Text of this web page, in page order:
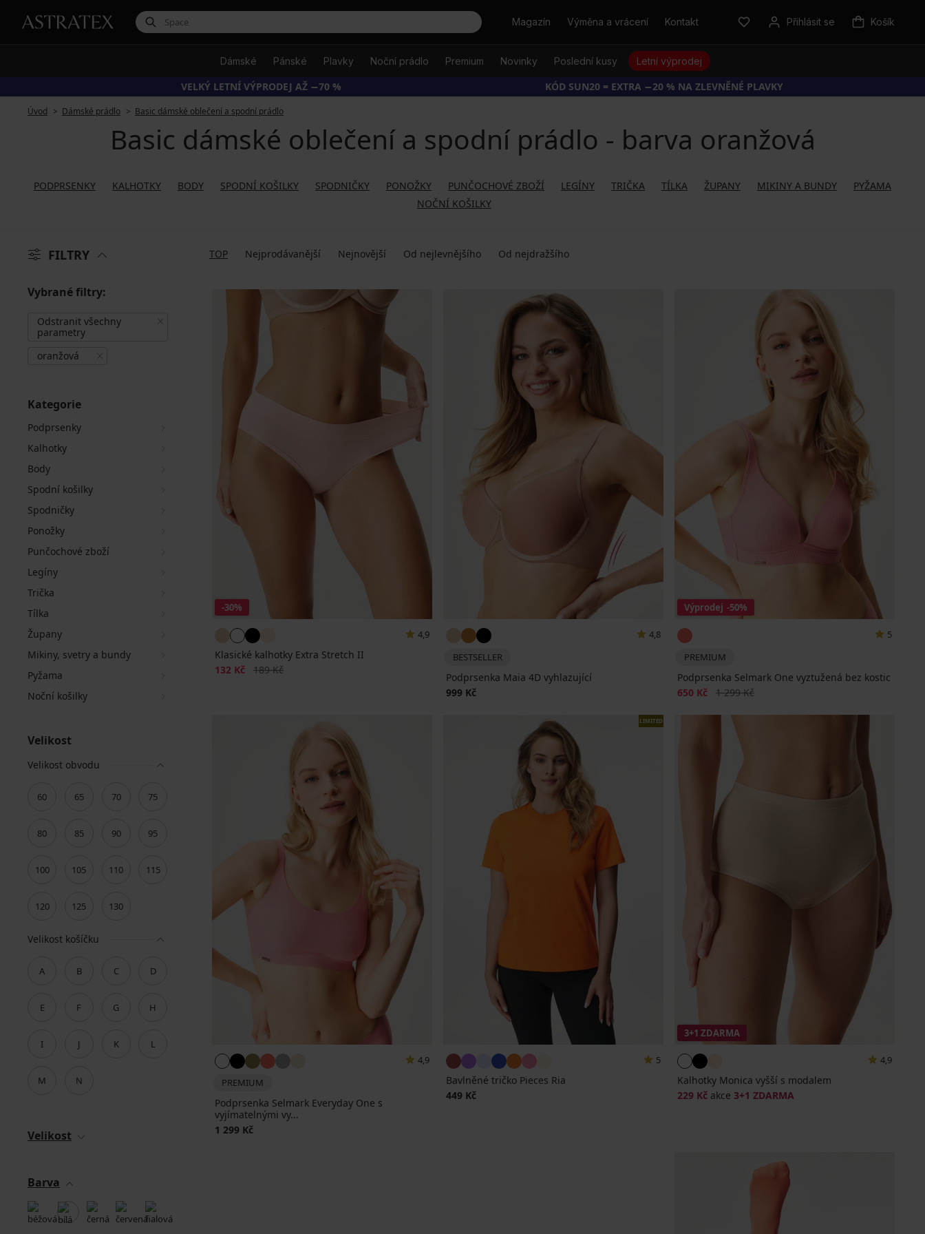
HledatMagazín Výměna a vrácení Kontakt Přihlásit se Košík
Dámské Pánské Plavky Noční prádlo Premium Novinky Poslední kusy Letní výprodej
VELKÝ LETNÍ VÝPRODEJ AŽ −70 % KÓD SUN20 = EXTRA −20 % NA ZLEVNĚNÉ PLAVKY
Úvod Dámské prádlo Basic dámské oblečení a spodní prádlo
Basic dámské oblečení a spodní prádlo - barva oranžová
PODPRSENKY KALHOTKY BODY SPODNÍ KOŠILKY SPODNIČKY PONOŽKY PUNČOCHOVÉ ZBOŽÍ LEGÍNY TRIČKA TÍLKA ŽUPANY MIKINY A BUNDY
PYŽAMA
NOČNÍ KOŠILKY
FILTRY TOP Nejprodávanější Nejnovější Od nejlevnějšího Od nejdražšího
Vybrané filtry:
Odstranit všechny
parametry
oranžová
Kategorie
Podprsenky
Kalhotky
Body
Spodní košilky
Spodničky
Ponožky
Punčochové zboží
Legíny
Trička
Tílka
Župany
Mikiny, svetry a bundy
Pyžama
Noční košilky
Velikost
Velikost obvodu
60 65 70 75
80 85 90 95
100 105 110 115
120 125 130
Velikost košíčku
A B C D
E F G H
I J K L
M N
Velikost
Barva
-30%
4,9
Klasické kalhotky Extra Stretch II
Sleva
132 Kč Původní cena
189 Kč
4,8
BESTSELLER
Podprsenka Maia 4D vyhlazující
999 Kč
Výprodej -50%
5
PREMIUM
Podprsenka Selmark One vyztužená bez kostic
Sleva
650 Kč Původní cena
1 299 Kč
4,9
PREMIUM
Podprsenka Selmark Everyday One s
vyjímatelnými vy...
1 299 Kč
LIMITED
5
Bavlněné tričko Pieces Ria
449 Kč
3+1 ZDARMA
4,9
Kalhotky Monica vyšší s modalem
229 Kč akce 3+1 ZDARMA